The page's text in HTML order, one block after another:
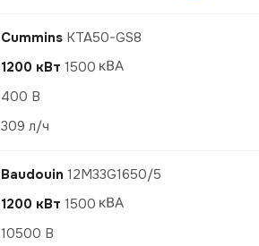
Cummins KTA50-GS8
1200 кВт 1500
400 В
309 л/ч
Baudouin 12M33G1650/5
1200 кВт 1500
10500 В